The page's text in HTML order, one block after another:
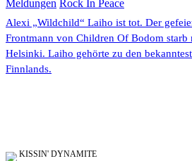
Meldungen Rock In Peace
Alexi „Wildchild“ Laiho ist tot. Der
Frontmann von Children Of Bodom starb
Helsinki. Laiho gehörte zu den
Finnlands.
KISSIN' DYNAMITE